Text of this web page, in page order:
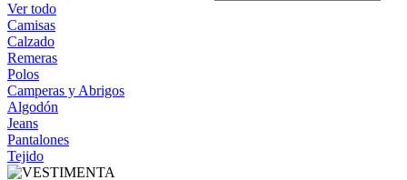
Ver todo
Camisas
Calzado
Remeras
Polos
Camperas y Abrigos
Algodón
Jeans
Pantalones
Tejido